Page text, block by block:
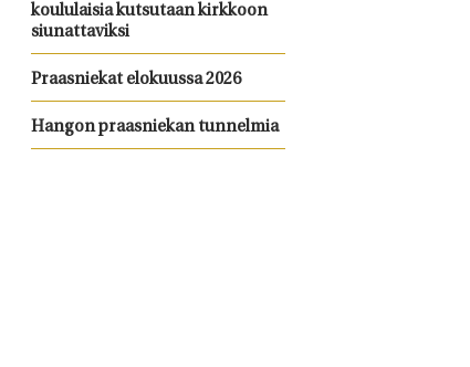
koululaisia kutsutaan kirkkoon
siunattaviksi
Praasniekat elokuussa 2026
Hangon praasniekan tunnelmia